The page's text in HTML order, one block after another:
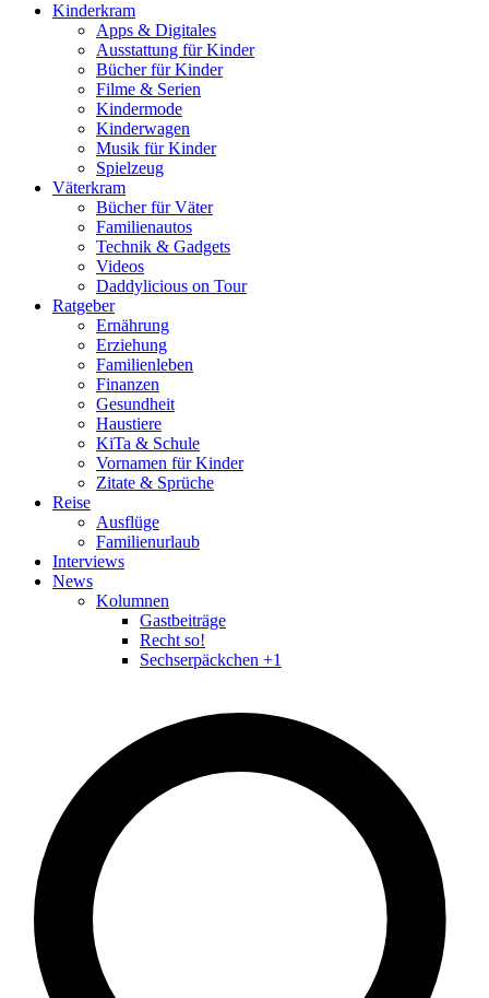
Kinderkram
Apps & Digitales
Ausstattung für Kinder
Bücher für Kinder
Filme & Serien
Kindermode
Kinderwagen
Musik für Kinder
Spielzeug
Väterkram
Bücher für Väter
Familienautos
Technik & Gadgets
Videos
Daddylicious on Tour
Ratgeber
Ernährung
Erziehung
Familienleben
Finanzen
Gesundheit
Haustiere
KiTa & Schule
Vornamen für Kinder
Zitate & Sprüche
Reise
Ausflüge
Familienurlaub
Interviews
News
Kolumnen
Gastbeiträge
Recht so!
Sechserpäckchen +1